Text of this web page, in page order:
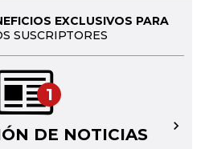
EXCLUSIVOS PARA
SUSCRIPTORES
1
DE NOTICIAS →